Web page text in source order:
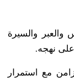
والعبر والسيرة
على نهجه.
مع استمرار